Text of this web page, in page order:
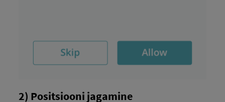
2) Positsiooni jagamine